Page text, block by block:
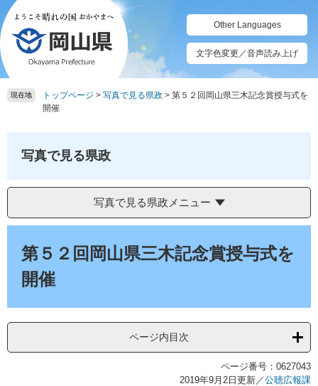
ペ
ー
ジ
の
先
頭
メ
ニ
ュ
ー
を
飛
Other Languages
文字色変更／音声読み上げ
現在地 トップページ > 写真で見る県政 > 第５２回岡山県三木記念賞授与式を
開催
写真で見る県政
写真で見る県政メニュー
第５２回岡山県三木記念賞授与式を
開催
ページ内目次
ページ番号：0627043
2019年9月2日更新／公聴広報課